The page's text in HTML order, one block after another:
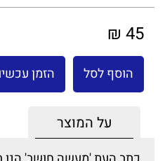
45 ₪
הוסף לסל הזמן
על המוצר